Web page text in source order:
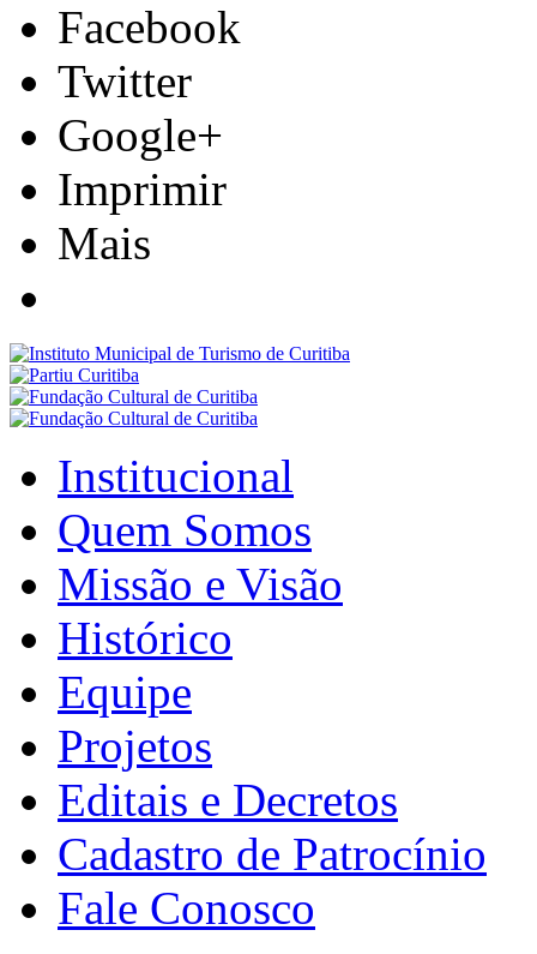
Facebook
Twitter
Google+
Imprimir
Mais
Institucional
Quem Somos
Missão e Visão
Histórico
Equipe
Projetos
Editais e Decretos
Cadastro de Patrocínio
Fale Conosco